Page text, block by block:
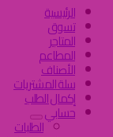
الرئيسية
تسوق
المتاجر
المطاعم
الأصناف
سلة المشتريات
إكمال الطلب
حسابي
الطلبات